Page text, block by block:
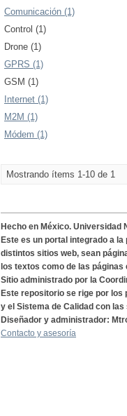
Comunicación (1)
Control (1)
Drone (1)
GPRS (1)
GSM (1)
Internet (1)
M2M (1)
Módem (1)
Mostrando ítems 1-10 de 1
Hecho en México. Universidad
Este es un portal integrado a
distintos sitios web, sean
los textos como de las
Sitio administrado por la
Este repositorio se rige por
y el Sistema de Calidad con
Diseñador y administrador:
Contacto y asesoría